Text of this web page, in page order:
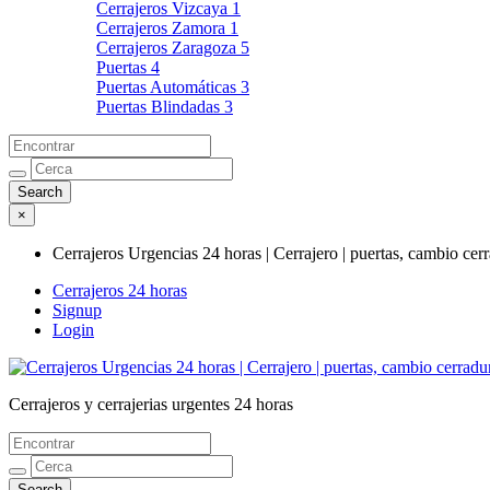
Cerrajeros Vizcaya 1
Cerrajeros Zamora 1
Cerrajeros Zaragoza 5
Puertas 4
Puertas Automáticas 3
Puertas Blindadas 3
×
Cerrajeros Urgencias 24 horas | Cerrajero | puertas, cambio
Cerrajeros 24 horas
Signup
Login
Cerrajeros Urgencias 24 horas | Cerrajero
Cerrajeros y cerrajerias urgentes 24 horas